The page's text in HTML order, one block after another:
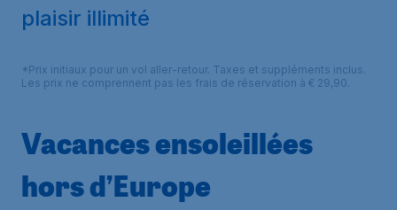
plaisir illimité
*Prix initiaux pour un vol aller-retour. Taxes et suppléments inclus.
Les prix ne comprennent pas les frais de réservation à € 29,90.
Vacances ensoleillées
hors d’Europe